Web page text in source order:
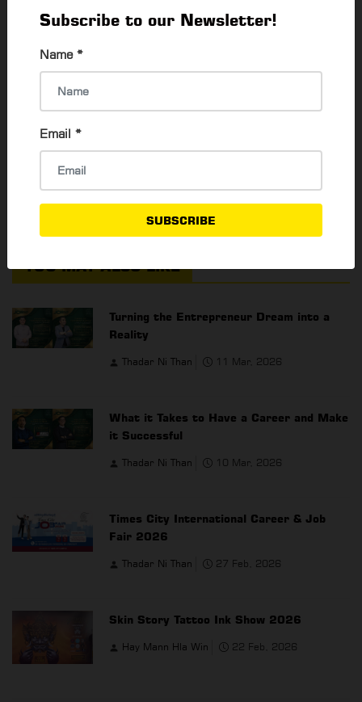
Subscribe to our Newsletter!
Name *
Email *
SUBSCRIBE
YOU MAY ALSO LIKE
Turning the Entrepreneur Dream into a
Reality
Thadar Ni Than 11 Mar, 2026
What it Takes to Have a Career and Make
it Successful
Thadar Ni Than 10 Mar, 2026
Times City International Career & Job
Fair 2026
Thadar Ni Than 27 Feb, 2026
Skin Story Tattoo Ink Show 2026
Hay Mann Hla Win 22 Feb, 2026